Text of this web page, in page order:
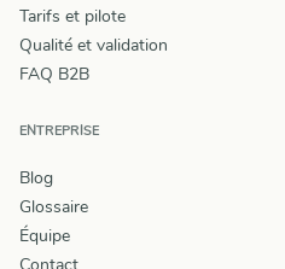
Tarifs et pilote
Qualité et validation
FAQ B2B
ENTREPRISE
Blog
Glossaire
Équipe
Contact